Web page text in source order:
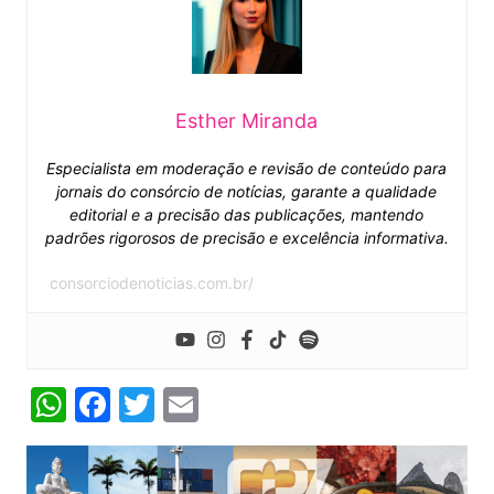
Esther Miranda
Especialista em moderação e revisão de conteúdo para
jornais do consórcio de notícias, garante a qualidade
editorial e a precisão das publicações, mantendo
padrões rigorosos de precisão e excelência informativa.
consorciodenoticias.com.br/
W
h
at
F
a
c
T
w
itt
E
m
ai